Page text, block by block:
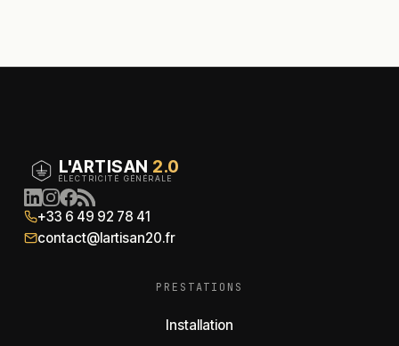
L'ARTISAN 2.0
ÉLECTRICITÉ GÉNÉRALE
+33 6 49 92 78 41
contact@lartisan20.fr
PRESTATIONS
Installation